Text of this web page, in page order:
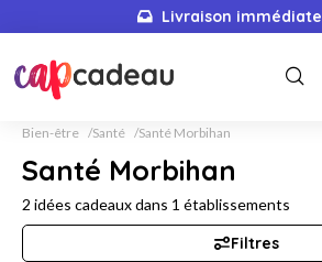
Livraison immédiate
Bien-être Santé Santé Morbihan
Santé Morbihan
2 idées cadeaux dans 1 établissements
Filtres